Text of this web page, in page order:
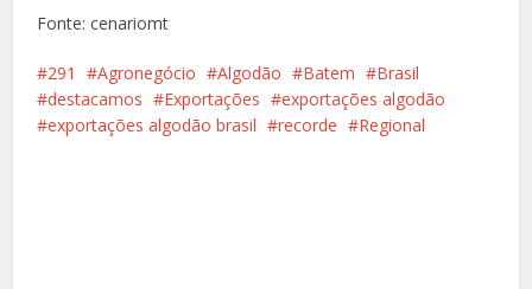
Fonte: cenariomt
291 Agronegócio Algodão Batem
Brasil
destacamos
Exportações
exportações algodão
exportações algodão brasil
recorde Regional